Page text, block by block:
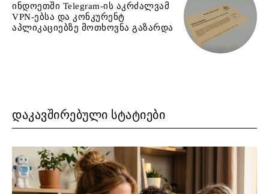
ინდოეთში Telegram-ის აკრძალვამ
VPN-ებსა და კონკურენტ
აპლიკაციებზე მოთხოვნა გაზარდა
ᲓᲐᲙᲐᲕᲨᲘᲠᲔᲑᲣᲚᲘ ᲡᲢᲐᲢᲘᲔᲑᲘ